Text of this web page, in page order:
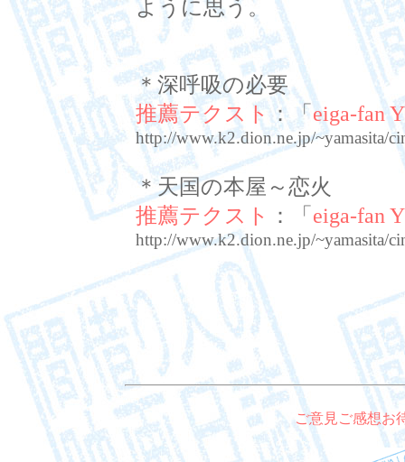
ように思う。
＊深呼吸の必要
推薦テクスト：「eiga-fan
http://www.k2.dion.ne.jp/~yamasita/
＊天国の本屋～恋火
推薦テクスト
：「 eiga-fan
http://www.k2.dion.ne.jp/~yamasita/
ご意見ご感想お